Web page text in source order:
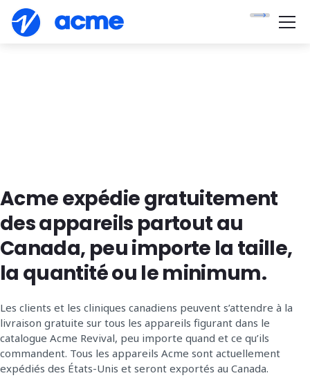
Acme expédie gratuitement
des appareils partout au
Canada, peu importe la taille,
la quantité ou le minimum.
Les clients et les cliniques canadiens peuvent s’attendre à la
livraison gratuite sur tous les appareils figurant dans le
catalogue Acme Revival, peu importe quand et ce qu’ils
commandent. Tous les appareils Acme sont actuellement
expédiés des États-Unis et seront exportés au Canada.